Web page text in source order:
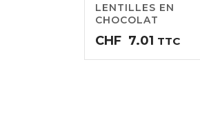
LENTILLES EN
CHOCOLAT
CHF 7.01 TTC